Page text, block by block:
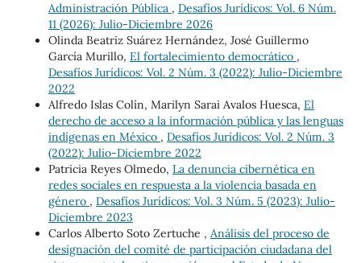
Administración Pública , Desafíos Jurídicos: Vol. 6 Núm.
11 (2026): Julio-Diciembre 2026
Olinda Beatriz Suárez Hernández, José Guillermo
García Murillo, El fortalecimiento democrático ,
Desafíos Jurídicos: Vol. 2 Núm. 3 (2022): Julio-Diciembre
2022
Alfredo Islas Colín, Marilyn Sarai Avalos Huesca, El
derecho de acceso a la información pública y las lenguas
indígenas en México , Desafíos Jurídicos: Vol. 2 Núm. 3
(2022): Julio-Diciembre 2022
Patricia Reyes Olmedo, La denuncia cibernética en
redes sociales en respuesta a la violencia basada en
género , Desafíos Jurídicos: Vol. 3 Núm. 5 (2023): Julio-
Diciembre 2023
Carlos Alberto Soto Zertuche , Análisis del proceso de
designación del comité de participación ciudadana del